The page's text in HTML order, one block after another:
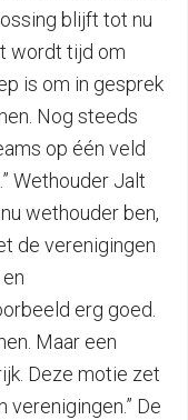
blijft tot nu
wordt tijd om
is om in gesprek
Nog steeds
op één veld
Wethouder Jalt
wethouder ben,
de verenigingen
erg goed.
Maar een
Deze motie zet
verenigingen.” De